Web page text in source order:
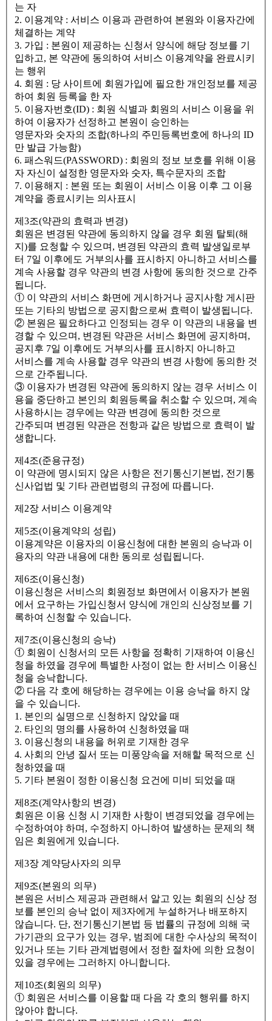
는 자
2. 이용계약 : 서비스 이용과 관련하여 본원와 이용자간에
체결하는 계약
3. 가입 : 본원이 제공하는 신청서 양식에 해당 정보를 기
입하고, 본 약관에 동의하여 서비스 이용계약을 완료시키
는 행위
4. 회원 : 당 사이트에 회원가입에 필요한 개인정보를 제공
하여 회원 등록을 한 자
5. 이용자번호(ID) : 회원 식별과 회원의 서비스 이용을 위
하여 이용자가 선정하고 본원이 승인하는
영문자와 숫자의 조합(하나의 주민등록번호에 하나의 ID
만 발급 가능함)
6. 패스워드(PASSWORD) : 회원의 정보 보호를 위해 이용
자 자신이 설정한 영문자와 숫자, 특수문자의 조합
7. 이용해지 : 본원 또는 회원이 서비스 이용 이후 그 이용
계약을 종료시키는 의사표시
제3조(약관의 효력과 변경)
회원은 변경된 약관에 동의하지 않을 경우 회원 탈퇴(해
지)를 요청할 수 있으며, 변경된 약관의 효력 발생일로부
터 7일 이후에도 거부의사를 표시하지 아니하고 서비스를
계속 사용할 경우 약관의 변경 사항에 동의한 것으로 간주
됩니다.
① 이 약관의 서비스 화면에 게시하거나 공지사항 게시판
또는 기타의 방법으로 공지함으로써 효력이 발생됩니다.
② 본원은 필요하다고 인정되는 경우 이 약관의 내용을 변
경할 수 있으며, 변경된 약관은 서비스 화면에 공지하며,
공지후 7일 이후에도 거부의사를 표시하지 아니하고
서비스를 계속 사용할 경우 약관의 변경 사항에 동의한 것
으로 간주됩니다.
③ 이용자가 변경된 약관에 동의하지 않는 경우 서비스 이
용을 중단하고 본인의 회원등록을 취소할 수 있으며, 계속
사용하시는 경우에는 약관 변경에 동의한 것으로
간주되며 변경된 약관은 전항과 같은 방법으로 효력이 발
생합니다.
제4조(준용규정)
이 약관에 명시되지 않은 사항은 전기통신기본법, 전기통
신사업법 및 기타 관련법령의 규정에 따릅니다.
제2장 서비스 이용계약
제5조(이용계약의 성립)
이용계약은 이용자의 이용신청에 대한 본원의 승낙과 이
용자의 약관 내용에 대한 동의로 성립됩니다.
제6조(이용신청)
이용신청은 서비스의 회원정보 화면에서 이용자가 본원
에서 요구하는 가입신청서 양식에 개인의 신상정보를 기
록하여 신청할 수 있습니다.
제7조(이용신청의 승낙)
① 회원이 신청서의 모든 사항을 정확히 기재하여 이용신
청을 하였을 경우에 특별한 사정이 없는 한 서비스 이용신
청을 승낙합니다.
② 다음 각 호에 해당하는 경우에는 이용 승낙을 하지 않
을 수 있습니다.
1. 본인의 실명으로 신청하지 않았을 때
2. 타인의 명의를 사용하여 신청하였을 때
3. 이용신청의 내용을 허위로 기재한 경우
4. 사회의 안녕 질서 또는 미풍양속을 저해할 목적으로 신
청하였을 때
5. 기타 본원이 정한 이용신청 요건에 미비 되었을 때
제8조(계약사항의 변경)
회원은 이용 신청 시 기재한 사항이 변경되었을 경우에는
수정하여야 하며, 수정하지 아니하여 발생하는 문제의 책
임은 회원에게 있습니다.
제3장 계약당사자의 의무
제9조(본원의 의무)
본원은 서비스 제공과 관련해서 알고 있는 회원의 신상 정
보를 본인의 승낙 없이 제3자에게 누설하거나 배포하지
않습니다. 단, 전기통신기본법 등 법률의 규정에 의해 국
가기관의 요구가 있는 경우, 범죄에 대한 수사상의 목적이
있거나 또는 기타 관계법령에서 정한 절차에 의한 요청이
있을 경우에는 그러하지 아니합니다.
제10조(회원의 의무)
① 회원은 서비스를 이용할 때 다음 각 호의 행위를 하지
않아야 합니다.